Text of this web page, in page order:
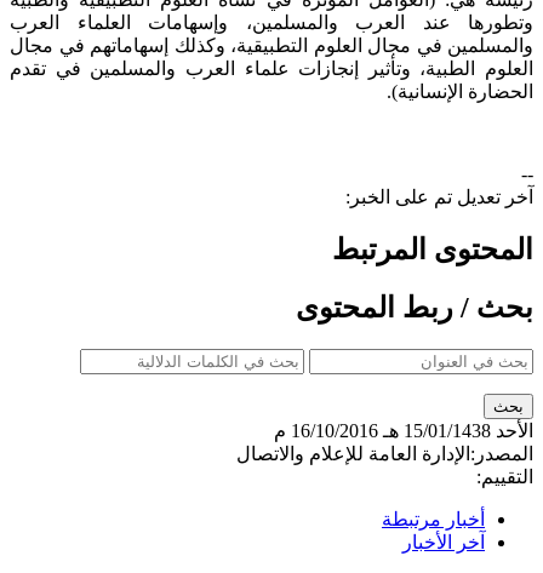
وتطورها عند العرب والمسلمين، وإسهامات العلماء العرب
والمسلمين في مجال العلوم التطبيقية، وكذلك إسهاماتهم في مجال
العلوم الطبية، وتأثير إنجازات علماء العرب والمسلمين في تقدم
الحضارة الإنسانية).
--
آخر تعديل تم على الخبر:
المحتوى المرتبط
بحث / ربط المحتوى
الأحد 15/01/1438 هـ
16/10/2016 م
المصدر: الإدارة العامة للإعلام والاتصال
التقييم:
أخبار مرتبطة
آخر الأخبار